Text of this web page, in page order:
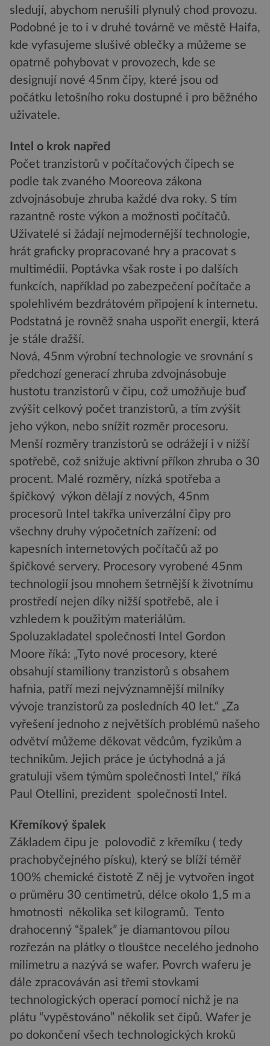
sledují, abychom nerušili plynulý chod provozu.
Podobné je to i v druhé továrně ve městě Haifa,
kde vyfasujeme slušivé oblečky a můžeme se
opatrně pohybovat v provozech, kde se
designují nové 45nm čipy, které jsou od
počátku letošního roku dostupné i pro běžného
uživatele.
Intel o krok napřed
Počet tranzistorů v počítačových čipech se
podle tak zvaného Mooreova zákona
zdvojnásobuje zhruba každé dva roky. S tím
razantně roste výkon a možnosti počítačů.
Uživatelé si žádají nejmodernější technologie,
hrát graficky propracované hry a pracovat s
multimédii. Poptávka však roste i po dalších
funkcích, například po zabezpečení počítače a
spolehlivém bezdrátovém připojení k internetu.
Podstatná je rovněž snaha uspořit energii, která
je stále dražší.
Nová, 45nm výrobní technologie ve srovnání s
předchozí generací zhruba zdvojnásobuje
hustotu tranzistorů v čipu, což umožňuje buď
zvýšit celkový počet tranzistorů, a tím zvýšit
jeho výkon, nebo snížit rozměr procesoru.
Menší rozměry tranzistorů se odrážejí i v nižší
spotřebě, což snižuje aktivní příkon zhruba o 30
procent. Malé rozměry, nízká spotřeba a
špičkový výkon dělají z nových, 45nm
procesorů Intel takřka univerzální čipy pro
všechny druhy výpočetních zařízení: od
kapesních internetových počítačů až po
špičkové servery. Procesory vyrobené 45nm
technologií jsou mnohem šetrnější k životnímu
prostředí nejen díky nižší spotřebě, ale i
vzhledem k použitým materiálům.
Spoluzakladatel společnosti Intel Gordon
Moore říká: „Tyto nové procesory, které
obsahují stamiliony tranzistorů s obsahem
hafnia, patří mezi nejvýznamnější milníky
vývoje tranzistorů za posledních 40 let.“ „Za
vyřešení jednoho z největších problémů našeho
odvětví můžeme děkovat vědcům, fyzikům a
technikům. Jejich práce je úctyhodná a já
gratuluji všem týmům společnosti Intel,“ říká
Paul Otellini, prezident společnosti Intel.
Křemíkový špalek
Základem čipu je polovodič z křemíku ( tedy
prachobyčejného písku), který se blíží téměř
100% chemické čistotě Z něj je vytvořen ingot
o průměru 30 centimetrů, délce okolo 1,5 m a
hmotnosti několika set kilogramů. Tento
drahocenný “špalek” je diamantovou pilou
rozřezán na plátky o tlouštce necelého jednoho
milimetru a nazývá se wafer. Povrch waferu je
dále zpracováván asi třemi stovkami
technologických operací pomocí nichž je na
plátu “vypěstováno” několik set čipů. Wafer je
po dokončení všech technologických kroků